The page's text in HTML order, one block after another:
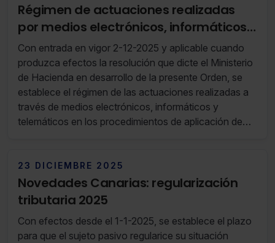
Régimen de actuaciones realizadas
por medios electrónicos, informáticos y
telemáticos que correspondan a la
Dirección General de Tributos (RF 48/25
25 de Noviembre de 2025 al 01 de
Diciembre de 2025)
Con entrada en vigor 2-12-2025 y aplicable cuando
produzca efectos la resolución que dicte el Ministerio
de Hacienda en desarrollo de la presente Orden, se
establece el régimen de las actuaciones realizadas a
través de medios electrónicos, informáticos y
telemáticos en los procedimientos de aplicación de
aprobación del formulario y modelo de representación
de carácter voluntario para dichos procedimientos.
23 DICIEMBRE 2025
Novedades Canarias: regularización
tributaria 2025
Con efectos desde el 1-1-2025, se establece el plazo
para que el sujeto pasivo regularice su situación